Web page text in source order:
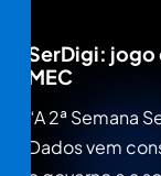
SerDigi:
MEC
“A 2ª Semana
Dados vem